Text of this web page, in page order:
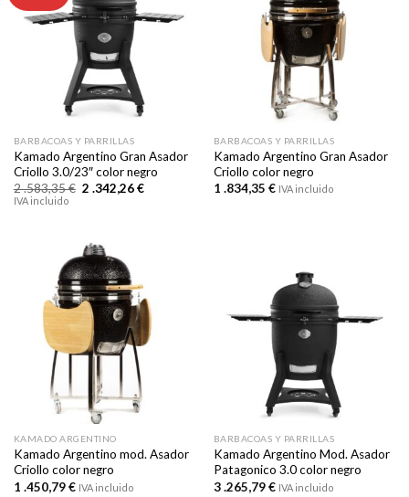
BARBACOAS Y PARRILLAS
Kamado Argentino Gran Asador
Criollo 3.0/23″ color negro
2 .583,35€ El
.583,35 €.
2 .342,26€El
IVA incluido
BARBACOAS Y PARRILLAS
Kamado Argentino Gran Asador
Criollo color negro
1 .834,35 € IVA incluido
KAMADO ARGENTINO
Kamado Argentino mod. Asador
Criollo color negro
1 .450,79€ IVA incluido
BARBACOAS Y PARRILLAS
Kamado Argentino Mod. Asador
Patagonico 3.0 color negro
3 .265,79€ IVA incluido